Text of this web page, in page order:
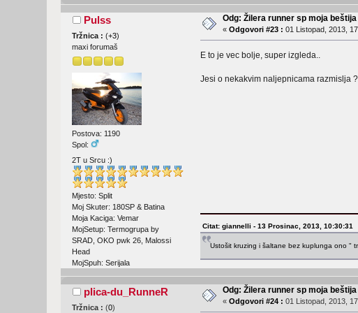
Pulss
Tržnica :(+3)
maxi forumaš
Postova: 1190
Spol:
2T u Srcu :)
Mjesto: Split
Moj Skuter: 180SP & Batina
Moja Kaciga: Vemar
MojSetup: Termogrupa by
SRAD, OKO pwk 26, Malossi
Head
MojSpuh: Serijala
Odg: Žilera runner sp moja beštija
«Odgovori #23 : 01 Listopad, 2013,
E to je vec bolje, super izgleda..
Jesi o nekakvim naljepnicama razmislja ?
Citat: giannelli - 13 Prosinac, 2013, 10:30:31
Ustošit kruzing i šaltane bez kuplunga ono "
plica-du_RunneR
Tržnica :(0)
Odg: Žilera runner sp moja beštija
«Odgovori #24 : 01 Listopad, 2013,